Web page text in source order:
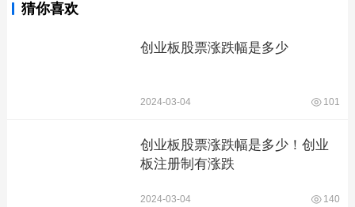
猜你喜欢
创业板股票涨跌幅是多少
2024-03-04 101
创业板股票涨跌幅是多少！创业
板注册制有涨跌
2024-03-04 140